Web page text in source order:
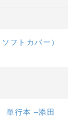
フトカバー）
単行本 –添田